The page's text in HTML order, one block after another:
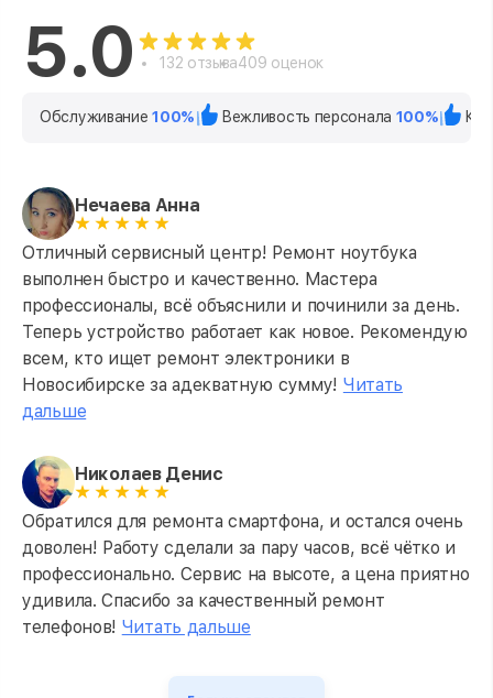
5.0 132 отзыва409 оценок
Обслуживание100% Вежливость персонала 100%
Нечаева Анна
Отличный сервисный центр! Ремонт ноутбука
выполнен быстро и качественно. Мастера
профессионалы, всё объяснили и починили за день.
Теперь устройство работает как новое. Рекомендую
всем, кто ищет ремонт электроники в
Новосибирске за адекватную сумму! Читать
дальше
Николаев Денис
Обратился для ремонта смартфона, и остался очень
доволен! Работу сделали за пару часов, всё чётко и
профессионально. Сервис на высоте, а цена приятно
удивила. Спасибо за качественный ремонт
телефонов! Читать дальше